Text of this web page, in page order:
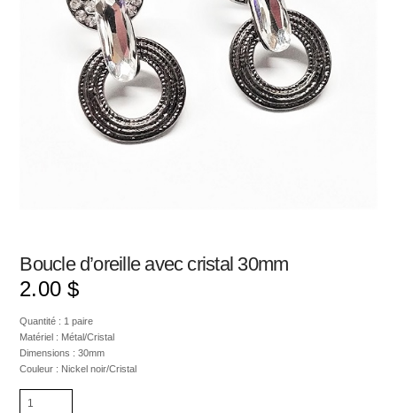
Boucle d’oreille avec cristal 30mm
2.00 $
Quantité : 1 paire
Matériel : Métal/Cristal
Dimensions : 30mm
Couleur : Nickel noir/Cristal